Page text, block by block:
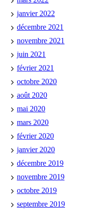
janvier 2022
décembre 2021
novembre 2021
juin 2021
février 2021
octobre 2020
août 2020
mai 2020
mars 2020
février 2020
janvier 2020
décembre 2019
novembre 2019
octobre 2019
septembre 2019